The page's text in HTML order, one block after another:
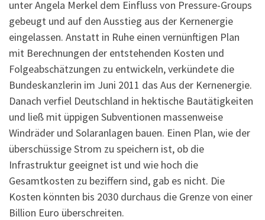
unter Angela Merkel dem Einfluss von Pressure-Groups
gebeugt und auf den Ausstieg aus der Kernenergie
eingelassen. Anstatt in Ruhe einen vernünftigen Plan
mit Berechnungen der entstehenden Kosten und
Folgeabschätzungen zu entwickeln, verkündete die
Bundeskanzlerin im Juni 2011 das Aus der Kernenergie.
Danach verfiel Deutschland in hektische Bautätigkeiten
und ließ mit üppigen Subventionen massenweise
Windräder und Solaranlagen bauen. Einen Plan, wie der
überschüssige Strom zu speichern ist, ob die
Infrastruktur geeignet ist und wie hoch die
Gesamtkosten zu beziffern sind, gab es nicht. Die
Kosten könnten bis 2030 durchaus die Grenze von einer
Billion Euro überschreiten.